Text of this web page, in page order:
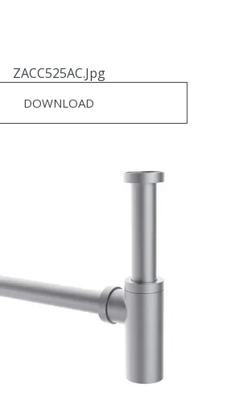
ZACC525AC.jpg
DOWNLOAD